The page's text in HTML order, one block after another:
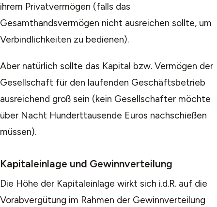
ihrem Privatvermögen (falls das
Gesamthandsvermögen nicht ausreichen sollte, um
Verbindlichkeiten zu bedienen).
Aber natürlich sollte das Kapital bzw. Vermögen der
Gesellschaft für den laufenden Geschäftsbetrieb
ausreichend groß sein (kein Gesellschafter möchte
über Nacht Hunderttausende Euros nachschießen
müssen).
Kapitaleinlage und Gewinnverteilung
Die Höhe der Kapitaleinlage wirkt sich i.d.R. auf die
Vorabvergütung im Rahmen der Gewinnverteilung